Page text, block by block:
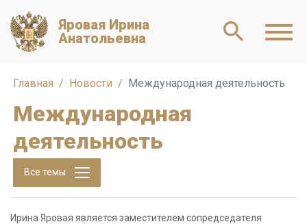
Яровая Ирина
Анатольевна
Главная Новости Международная деятельность
Международная
деятельность
Все темы
Ирина Яровая является заместителем сопредседателя